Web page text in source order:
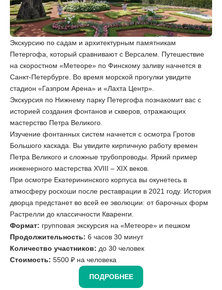
Экскурсию по садам и архитектурным памятникам
Петергофа, который сравнивают с Версалем. Путешествие
на скоростном «Метеоре» по Финскому заливу начнется в
Санкт-Петербурге. Во время морской прогулки увидите
стадион «Газпром Арена» и «Лахта Центр».
Экскурсия по Нижнему парку Петергофа познакомит вас с
историей создания фонтанов и скверов, отражающих
мастерство Петра Великого.
Изучение фонтанных систем начнется с осмотра Гротов
Большого каскада. Вы увидите кирпичную работу времен
Петра Великого и сложные трубопроводы. Яркий пример
инженерного мастерства XVIII – XIX веков.
При осмотре Екатерининского корпуса вы окунетесь в
атмосферу роскоши после реставрации в 2021 году. История
дворца предстанет во всей ее эволюции: от барочных форм
Растрелли до классичности Кваренги.
Формат: групповая экскурсия на «Метеоре» и пешком
Продолжительность: 6 часов 30 минут
Количество участников: до 30 человек
Стоимость: 5500 ₽ на человека
ПОДРОБНЕЕ